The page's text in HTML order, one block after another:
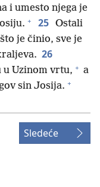
i umesto njega je
+ 25 Ostali
je činio, sve je
26
u Uzinom vrtu, + a
sin Josija. +
Sledeće